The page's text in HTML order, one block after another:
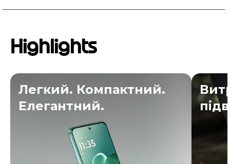
Highlights
Легкий. Компактний.
Елегантний.